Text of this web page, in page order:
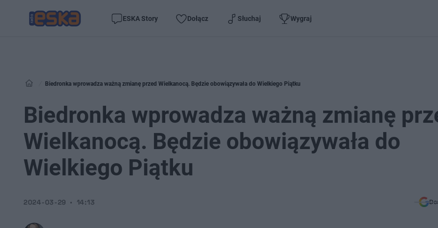
ESKA Story Dołącz Słuchaj Wygraj
Biedronka wprowadza ważną zmianę przed Wielkanocą. Będzie obowiązywała do Wielkiego Piątku
Biedronka wprowadza ważną zmianę
Wielkanocą. Będzie obowiązywała do
Wielkiego Piątku
2024-03-29 14:13